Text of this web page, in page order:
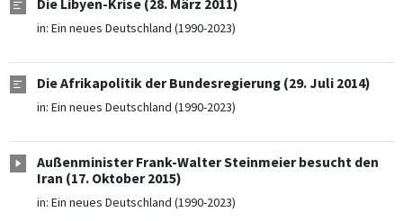
Die Libyen-Krise (28. März 2011)
in: Ein neues Deutschland (1990-2023)
Die Afrikapolitik der Bundesregierung (29. Juli 2014)
in: Ein neues Deutschland (1990-2023)
Außenminister Frank-Walter Steinmeier besucht den
Iran (17. Oktober 2015)
in: Ein neues Deutschland (1990-2023)